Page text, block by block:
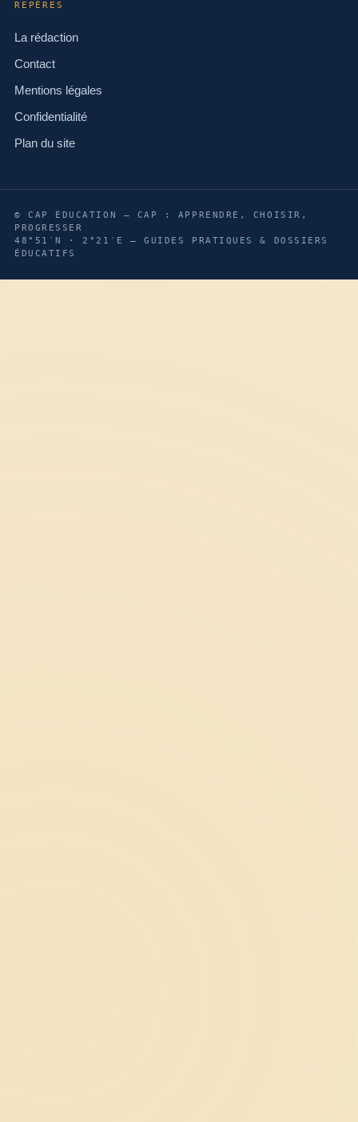
REPÈRES
La rédaction
Contact
Mentions légales
Confidentialité
Plan du site
© CAP ÉDUCATION — CAP : APPRENDRE, CHOISIR,
PROGRESSER
48°51′N · 2°21′E — GUIDES PRATIQUES & DOSSIERS
ÉDUCATIFS